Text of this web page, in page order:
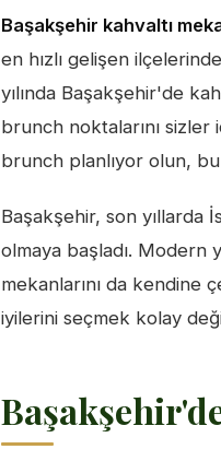
Başakşehir kahvaltı
en hızlı gelişen
yılında Başakşehir'de
brunch noktalarını sizler
brunch planlıyor olun,
Başakşehir, son yıllarda
olmaya başladı. Modern
mekanlarını da kendine
iyilerini seçmek kolay